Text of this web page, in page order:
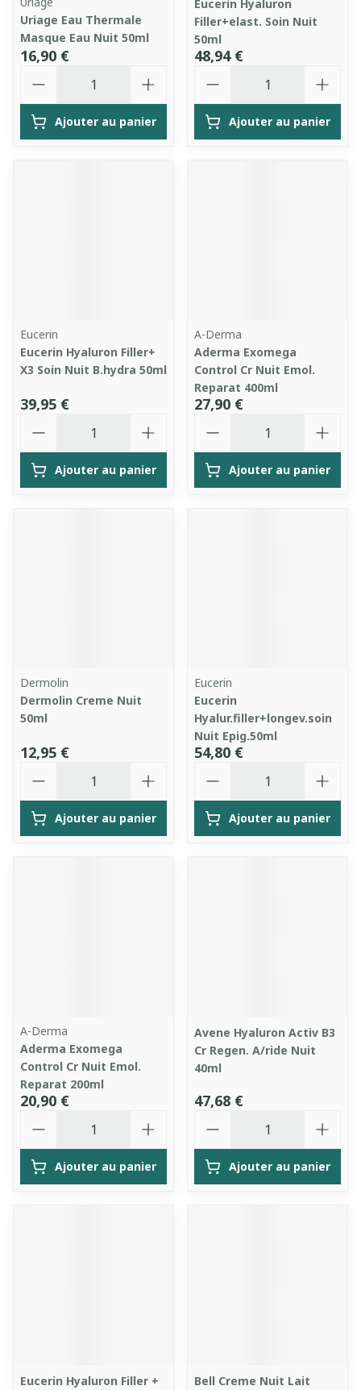
Uriage Eau Thermale
Masque Eau Nuit 50ml
16,90 €
Ajouter au panier
Eucerin Hyaluron
Filler+elast. Soin Nuit
50ml
48,94 €
Ajouter au panier
Eucerin
Eucerin Hyaluron Filler+
X3 Soin Nuit B.hydra 50ml
39,95 €
Ajouter au panier
A-Derma
Aderma Exomega
Control Cr Nuit Emol.
Reparat 400ml
27,90 €
Ajouter au panier
Dermolin
Dermolin Creme Nuit
50ml
12,95 €
Ajouter au panier
Eucerin
Eucerin
Hyalur.filler+longev.soin
Nuit Epig.50ml
54,80 €
Ajouter au panier
A-Derma
Aderma Exomega
Control Cr Nuit Emol.
Reparat 200ml
20,90 €
Ajouter au panier
Avene Hyaluron Activ B3
Cr Regen. A/ride Nuit
40ml
47,68 €
Ajouter au panier
Eucerin Hyaluron Filler +
Bell Creme Nuit Lait